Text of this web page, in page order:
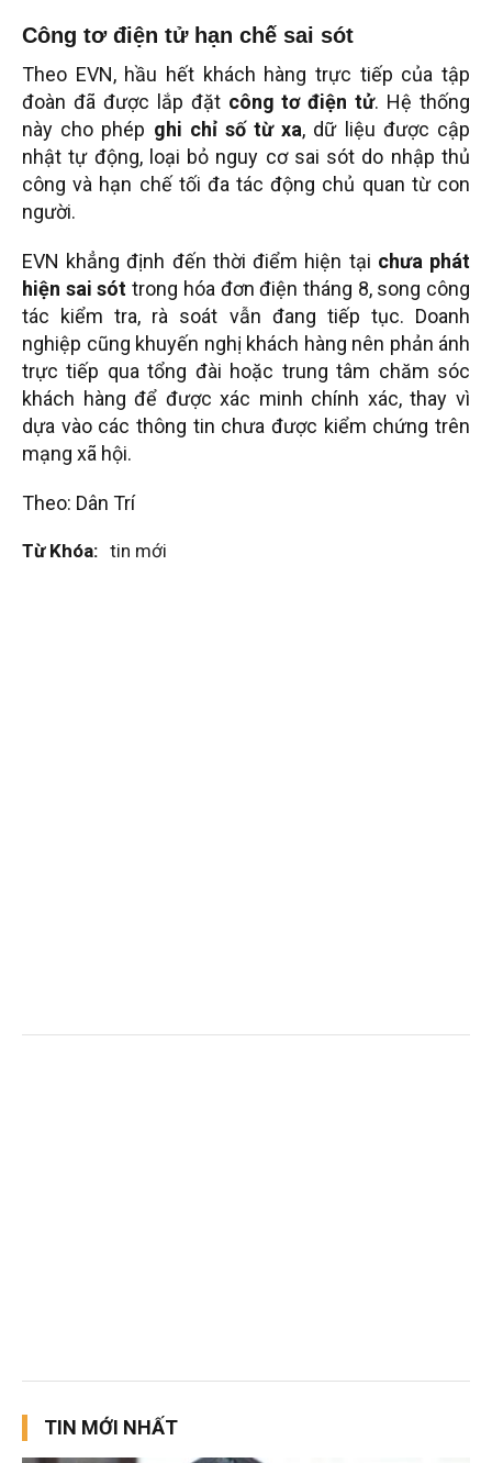
Công tơ điện tử hạn chế sai sót
Theo EVN, hầu hết khách hàng trực tiếp của tập
đoàn đã được lắp đặt công tơ điện tử. Hệ thống
này cho phép ghi chỉ số từ xa, dữ liệu được cập
nhật tự động, loại bỏ nguy cơ sai sót do nhập thủ
công và hạn chế tối đa tác động chủ quan từ con
người.
EVN khẳng định đến thời điểm hiện tại chưa phát
hiện sai sót trong hóa đơn điện tháng 8, song công
tác kiểm tra, rà soát vẫn đang tiếp tục. Doanh
nghiệp cũng khuyến nghị khách hàng nên phản ánh
trực tiếp qua tổng đài hoặc trung tâm chăm sóc
khách hàng để được xác minh chính xác, thay vì
dựa vào các thông tin chưa được kiểm chứng trên
mạng xã hội.
Theo: Dân Trí
Từ Khóa: tin mới
TIN MỚI NHẤT